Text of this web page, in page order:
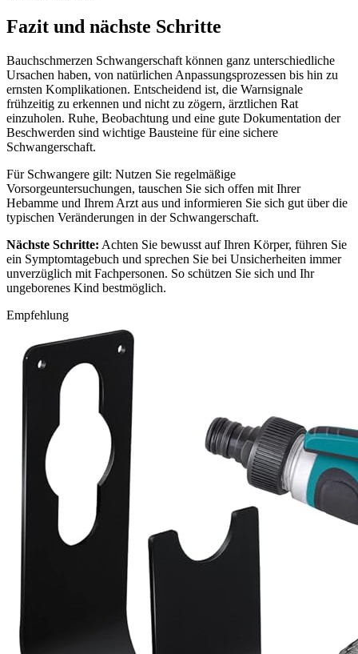
Fazit und nächste Schritte
Bauchschmerzen Schwangerschaft können ganz unterschiedliche
Ursachen haben, von natürlichen Anpassungsprozessen bis hin zu
ernsten Komplikationen. Entscheidend ist, die Warnsignale
frühzeitig zu erkennen und nicht zu zögern, ärztlichen Rat
einzuholen. Ruhe, Beobachtung und eine gute Dokumentation der
Beschwerden sind wichtige Bausteine für eine sichere
Schwangerschaft.
Für Schwangere gilt: Nutzen Sie regelmäßige
Vorsorgeuntersuchungen, tauschen Sie sich offen mit Ihrer
Hebamme und Ihrem Arzt aus und informieren Sie sich gut über die
typischen Veränderungen in der Schwangerschaft.
Nächste Schritte: Achten Sie bewusst auf Ihren Körper, führen Sie
ein Symptomtagebuch und sprechen Sie bei Unsicherheiten immer
unverzüglich mit Fachpersonen. So schützen Sie sich und Ihr
ungeborenes Kind bestmöglich.
Empfehlung